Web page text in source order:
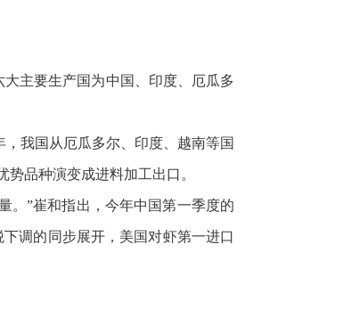
主要生产国为中国、印度、厄瓜多
我国从厄瓜多尔、印度、越南等国
品种演变成进料加工出口。
。”崔和指出，今年中国第一季度的
调的同步展开，美国对虾第一进口